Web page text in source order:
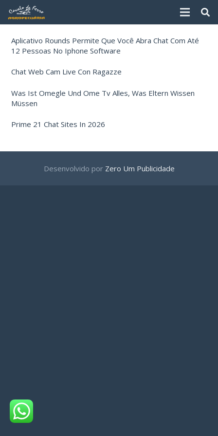
Aplicativo Rounds Permite Que Você Abra Chat Com Até
12 Pessoas No Iphone Software
Chat Web Cam Live Con Ragazze
Was Ist Omegle Und Ome Tv Alles, Was Eltern Wissen
Müssen
Prime 21 Chat Sites In 2026
Desenvolvido por Zero Um Publicidade